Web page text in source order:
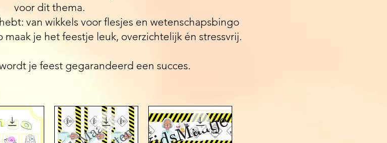
voor dit thema.
van wikkels voor flesjes en wetenschapsbingo
je het feestje leuk, overzichtelijk én stressvrij.
je feest gegarandeerd een succes.